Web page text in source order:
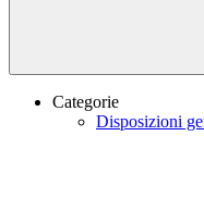
Categorie
Disposizioni